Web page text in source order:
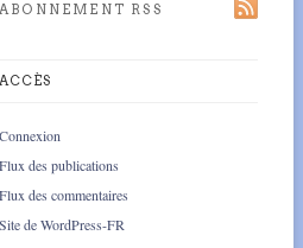
ABONNEMENT RSS
ACCÈS
Connexion
Flux des publications
Flux des commentaires
Site de WordPress-FR